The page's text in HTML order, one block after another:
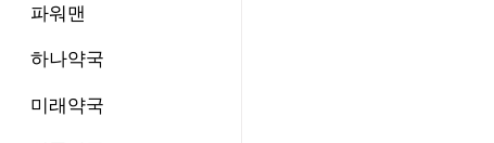
파워맨
하나약국
미래약국